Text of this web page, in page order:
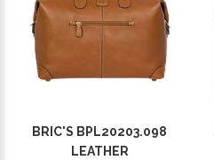
BRIC'S BPL20203.098
LEATHER